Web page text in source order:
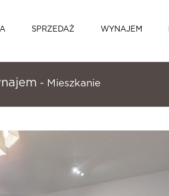
SPRZEDAŻ WYNAJEM
- Mieszkanie